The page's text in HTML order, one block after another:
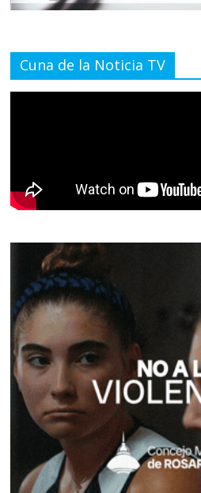
Cuna de la Noticia TV